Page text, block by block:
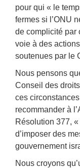
pour qui « le
fermes si l’ONU
de complicité par
voie à des
soutenues par le
Nous pensons
Conseil des
ces
recommander à
Résolution 377,
d’imposer des
gouvernement
Nous croyons